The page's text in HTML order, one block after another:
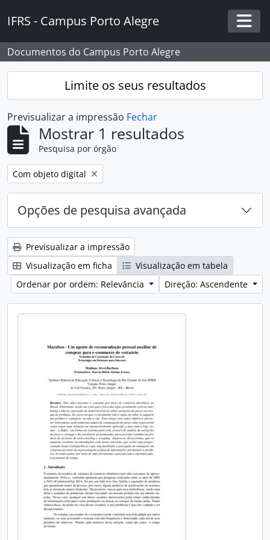
IFRS - Campus Porto Alegre
Documentos do Campus Porto Alegre
Limite os seus resultados
Previsualizar a impressão Fechar
Mostrar 1 resultados
Pesquisa por órgão
Remover filtro:
Com objeto digital
Opções de pesquisa avançada
Previsualizar a impressão
Visualização em ficha
Visualização em tabela
Ordenar por ordem: Relevância
Direção: Ascendente